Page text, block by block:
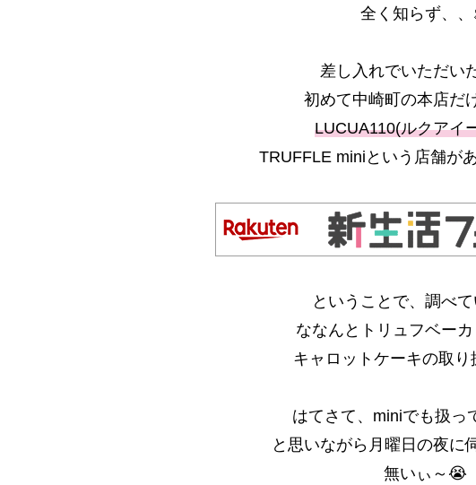
全く知らず、、
差し入れでいただい
初めて中崎町の本店だ
LUCUA110(ルクアイ
TRUFFLE miniという店舗が
ということで、調べて
ななんとトリュフベー
キャロットケーキの取り
はてさて、miniでも扱っ
と思いながら月曜日の夜に
無いぃ～😭